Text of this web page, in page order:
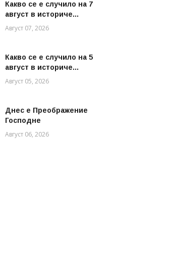
Какво се е случило на 7
август в историче...
Август 07, 2026
Какво се е случило на 5
август в историче...
Август 05, 2026
Днес е Преображение
Господне
Август 06, 2026